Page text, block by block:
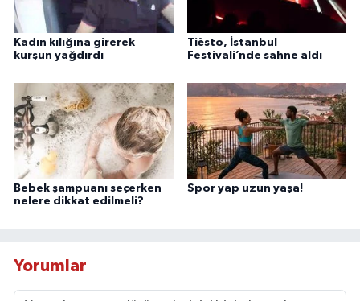
Kadın kılığına girerek
kurşun yağdırdı
Tiësto, İstanbul
Festivali’nde sahne aldı
Bebek şampuanı seçerken
nelere dikkat edilmeli?
Spor yap uzun yaşa!
Yorumlar